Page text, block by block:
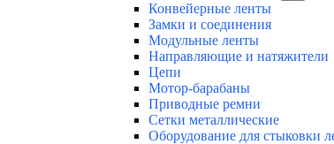
Конвейерные ленты
Замки и соединения
Модульные ленты
Направляющие и натяжители
Цепи
Мотор-барабаны
Приводные ремни
Сетки металлические
Оборудование для стыковки